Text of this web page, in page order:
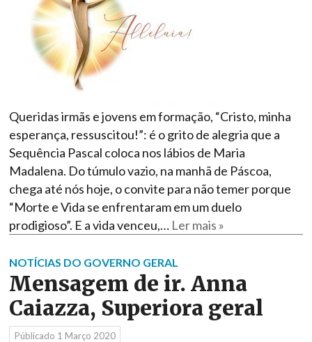
Queridas irmãs e jovens em formação, “Cristo, minha
esperança, ressuscitou!”: é o grito de alegria que a
Sequência Pascal coloca nos lábios de Maria
Madalena. Do túmulo vazio, na manhã de Páscoa,
chega até nós hoje, o convite para não temer porque
“Morte e Vida se enfrentaram em um duelo
prodigioso”. E a vida venceu,… Ler mais »
NOTÍCIAS DO GOVERNO GERAL
Mensagem de ir. Anna
Caiazza, Superiora geral
Públicado 1 Março 2020